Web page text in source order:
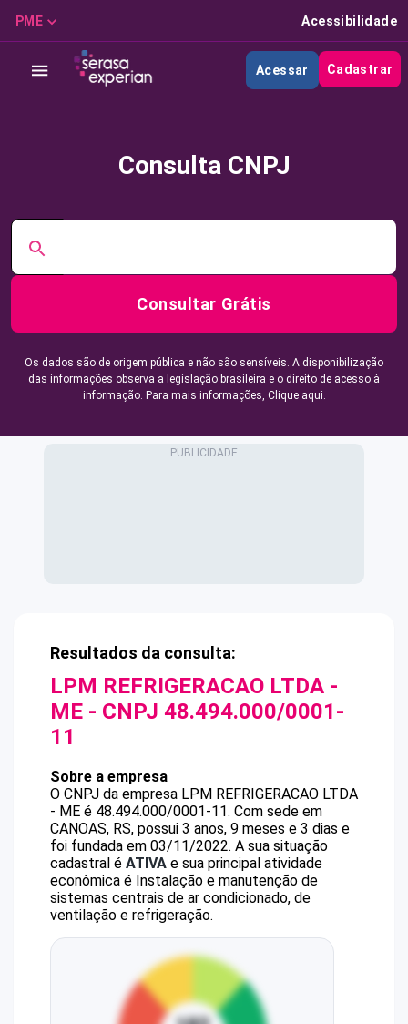
PME Acessibilidade
Acessar Cadastrar
Consulta CNPJ
Consultar Grátis
Os dados são de origem pública e não são sensíveis. A disponibilização
das informações observa a legislação brasileira e o direito de acesso à
informação. Para mais informações, Clique aqui.
Resultados da consulta:
LPM REFRIGERACAO LTDA -
ME - CNPJ 48.494.000/0001-
11
Sobre a empresa
O CNPJ da empresa LPM REFRIGERACAO LTDA
- ME é 48.494.000/0001-11. Com sede em
CANOAS, RS, possui 3 anos, 9 meses e 3 dias e
foi fundada em 03/11/2022. A sua situação
cadastral é ATIVA e sua principal atividade
econômica é Instalação e manutenção de
sistemas centrais de ar condicionado, de
ventilação e refrigeração.